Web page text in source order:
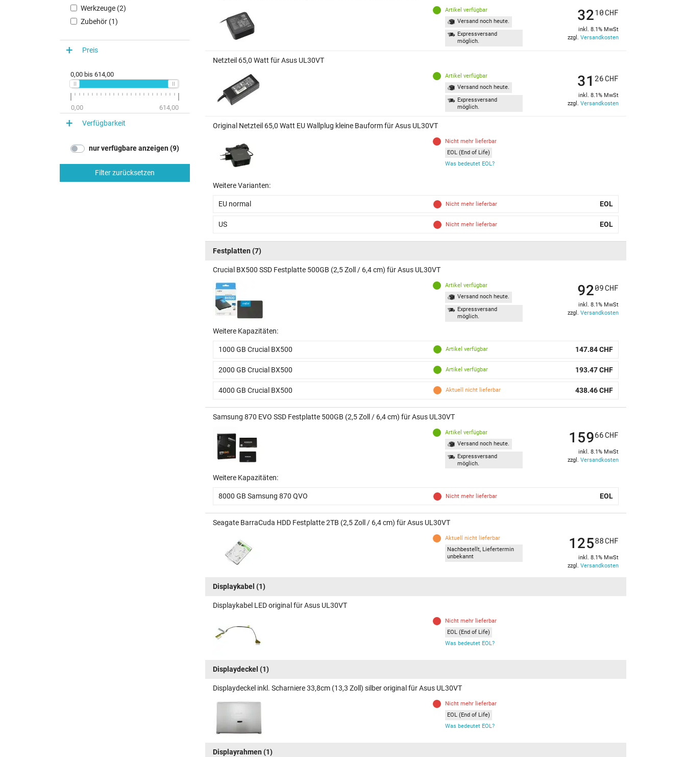
Werkzeuge (2)
Zubehör (1)
Preis
0,00 bis 614,00
0,00 614,00
Verfügbarkeit
nur verfügbare anzeigen (9)
Filter zurücksetzen
Artikel verfügbar
Versand noch heute.
Expressversand
möglich.
3210CHF
inkl. 8.1% MwSt
zzgl. Versandkosten
Netzteil 65,0 Watt für Asus UL30VT
Artikel verfügbar
Versand noch heute.
Expressversand
möglich.
3126CHF
inkl. 8.1% MwSt
zzgl. Versandkosten
Original Netzteil 65,0 Watt EU Wallplug kleine Bauform für Asus UL30VT
Nicht mehr lieferbar
EOL (End of Life)
Was bedeutet EOL?
Weitere Varianten:
EU normal Nicht mehr lieferbar EOL
US Nicht mehr lieferbar EOL
Festplatten (7)
Crucial BX500 SSD Festplatte 500GB (2,5 Zoll / 6,4 cm) für Asus UL30VT
Artikel verfügbar
Versand noch heute.
Expressversand
möglich.
9209CHF
inkl. 8.1% MwSt
zzgl. Versandkosten
Weitere Kapazitäten:
1000 GB Crucial BX500 Artikel verfügbar 147.84 CHF
2000 GB Crucial BX500 Artikel verfügbar 193.47 CHF
4000 GB Crucial BX500 Aktuell nicht lieferbar 438.46 CHF
Samsung 870 EVO SSD Festplatte 500GB (2,5 Zoll / 6,4 cm) für Asus UL30VT
Artikel verfügbar
Versand noch heute.
Expressversand
möglich.
15966CHF
inkl. 8.1% MwSt
zzgl. Versandkosten
Weitere Kapazitäten:
8000 GB Samsung 870 QVO Nicht mehr lieferbar EOL
Seagate BarraCuda HDD Festplatte 2TB (2,5 Zoll / 6,4 cm) für Asus UL30VT
Aktuell nicht lieferbar
Nachbestellt, Liefertermin
unbekannt
12588CHF
inkl. 8.1% MwSt
zzgl. Versandkosten
Displaykabel (1)
Displaykabel LED original für Asus UL30VT
Nicht mehr lieferbar
EOL (End of Life)
Was bedeutet EOL?
Displaydeckel (1)
Displaydeckel inkl. Scharniere 33,8cm (13,3 Zoll) silber original für Asus UL30VT
Nicht mehr lieferbar
EOL (End of Life)
Was bedeutet EOL?
Displayrahmen (1)